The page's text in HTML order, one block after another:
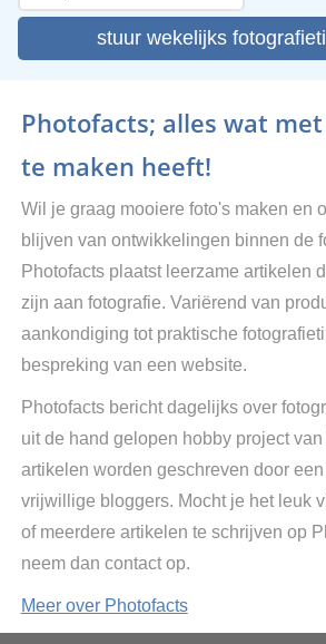
stuur wekelijks
Photofacts; alles wat
te maken heeft!
Wil je graag mooiere foto's maken en
blijven van ontwikkelingen binnen de
Photofacts plaatst leerzame artikelen
zijn aan fotografie. Variërend van
aankondiging tot praktische
bespreking van een website.
Photofacts bericht dagelijks over
uit de hand gelopen hobby project
artikelen worden geschreven door
vrijwillige bloggers. Mocht je het leuk
of meerdere artikelen te schrijven op
neem dan contact op.
Meer over Photofacts